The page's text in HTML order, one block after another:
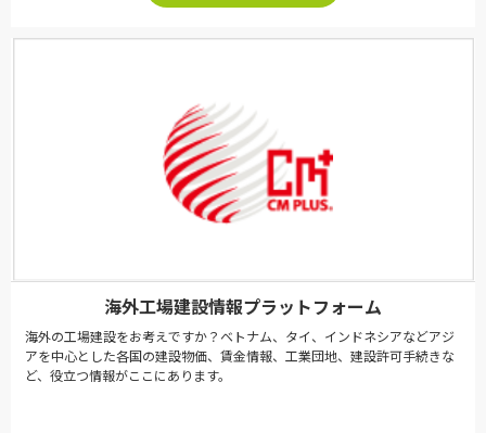
海外工場建設情報プラットフォーム
海外の工場建設をお考えですか？ベトナム、タイ、インドネシアなどアジ
アを中心とした各国の建設物価、賃金情報、工業団地、建設許可手続きな
ど、役立つ情報がここにあります。